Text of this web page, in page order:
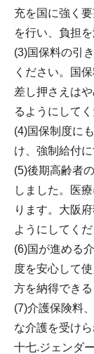
充を国に強く
を行い、負担
(3)国保料の引
ください。国
差し押さえは
るようにしてく
(4)国保制度に
け、強制給付
(5)後期高齢者
しました。医
ります。大阪
ようにしてくだ
(6)国が進める
度を安心して
方を納得できる
(7)介護保険料
な介護を受け
十七.ジェンダ